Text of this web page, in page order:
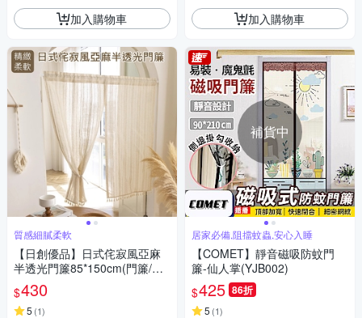
加入購物車
質感細膩柔軟
【日創優品】日式侘寂風亞麻
半透光門簾85*150cm(門簾/風
水簾/窗簾/窗紗/隔斷簾/咖啡簾/
長門簾)
$430
5 (1)
加入購物車
補貨中
居家必備,阻擋蚊蟲,安心入睡
【COMET】靜音磁吸防蚊門
簾-仙人掌(YJB002)
$425 86折
5 (1)